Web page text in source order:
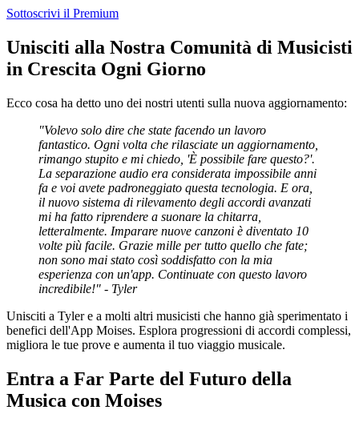
Sottoscrivi il Premium
Unisciti alla Nostra Comunità di Musicisti
in Crescita Ogni Giorno
Ecco cosa ha detto uno dei nostri utenti sulla nuova aggiornamento:
"Volevo solo dire che state facendo un lavoro
fantastico. Ogni volta che rilasciate un aggiornamento,
rimango stupito e mi chiedo, 'È possibile fare questo?'.
La separazione audio era considerata impossibile anni
fa e voi avete padroneggiato questa tecnologia. E ora,
il nuovo sistema di rilevamento degli accordi avanzati
mi ha fatto riprendere a suonare la chitarra,
letteralmente. Imparare nuove canzoni è diventato 10
volte più facile. Grazie mille per tutto quello che fate;
non sono mai stato così soddisfatto con la mia
esperienza con un'app. Continuate con questo lavoro
incredibile!" - Tyler
Unisciti a Tyler e a molti altri musicisti che hanno già sperimentato i
benefici dell'App Moises. Esplora progressioni di accordi complessi,
migliora le tue prove e aumenta il tuo viaggio musicale.
Entra a Far Parte del Futuro della
Musica con Moises